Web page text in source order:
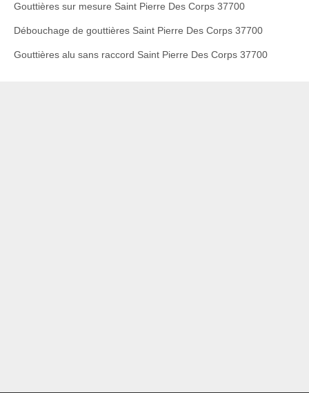
Gouttières sur mesure Saint Pierre Des Corps 37700
Débouchage de gouttières Saint Pierre Des Corps 37700
Gouttières alu sans raccord Saint Pierre Des Corps 37700